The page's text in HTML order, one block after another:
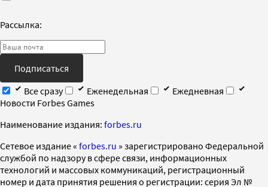
Рассылка:
Подписаться
Все сразу
Еженедельная
Ежедневная
Новости Forbes Games
Наименование издания: forbes.ru
Cетевое издание « forbes.ru » зарегистрировано Федеральной
службой по надзору в сфере связи, информационных
технологий и массовых коммуникаций, регистрационный
номер и дата принятия решения о регистрации: серия Эл №